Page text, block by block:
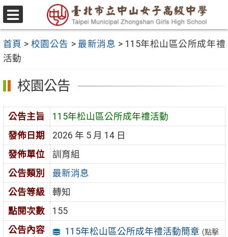
跳
至
要
內
容
區
選
單
首頁 > 校園公告 > 最新消息 > 115年松山區公所成年禮
活動
校園公告
公告主旨
115年松山區公所成年禮活動
發佈日期
2026 年 5 月 14 日
發佈單位
訓育組
公告類別
最新消息
公告等級
轉知
點閱次數
155
公告內容
115年松山區公所成年禮活動簡章 (點擊